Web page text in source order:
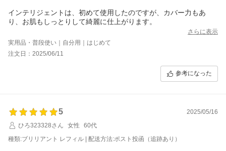
インテリジェントは、初めて使用したのですが、カバー力もあ
り、お肌もしっとりして綺麗に仕上がります。
さらに表示
実用品・普段使い｜自分用｜はじめて
注文日：2025/06/11
参考になった
5
2025/05/16
ひろ323328さん
女性
60代
種類:ブリリアント レフィル | 配送方法:ポスト投函（追跡あり）